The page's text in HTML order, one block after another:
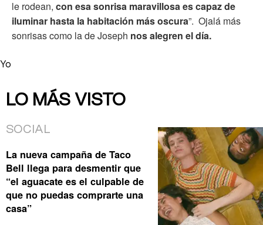
le rodean, con esa sonrisa maravillosa es capaz de
iluminar hasta la habitación más oscura”. Ojalá más
sonrisas como la de Joseph nos alegren el día.
Yo
LO MÁS VISTO
SOCIAL
La nueva campaña de Taco
Bell llega para desmentir que
“el aguacate es el culpable de
que no puedas comprarte una
casa”